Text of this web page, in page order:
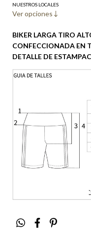
NUESTROS LOCALES
Ver opciones
BIKER LARGA TIRO
CONFECCIONADA EN
DETALLE DE